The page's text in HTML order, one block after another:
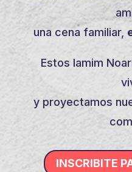
una cena familiar,
Estos Iamim
y proyectamos
INSCRIBITE